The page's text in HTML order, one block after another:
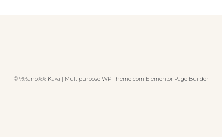
© %%ano%% Kava | Multipurpose WP Theme com Elementor Page Builder